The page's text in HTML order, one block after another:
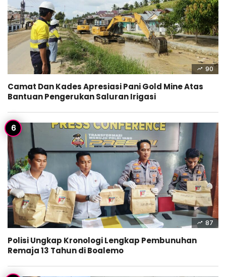
90
Camat Dan Kades Apresiasi Pani Gold Mine Atas
Bantuan Pengerukan Saluran Irigasi
87
Polisi Ungkap Kronologi Lengkap Pembunuhan
Remaja 13 Tahun di Boalemo